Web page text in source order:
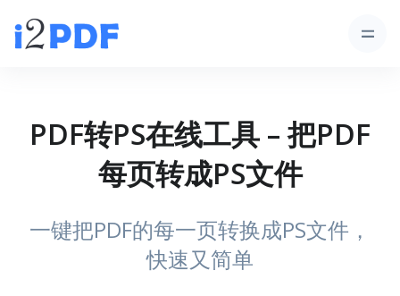
PDF转PS在线工具 – 把PDF
每页转成PS文件
一键把PDF的每一页转换成PS文件，
快速又简单